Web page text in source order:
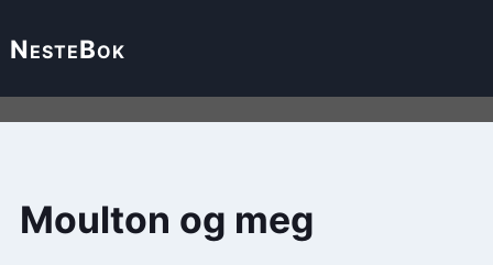
NesteBok
Moulton og meg